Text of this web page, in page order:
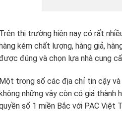
Trên thị trường hiện nay có rất
hàng kém chất lượng, hàng giả,
đúng và chọn lựa nhà cung
Một trong số các địa chỉ tin cậy
những vậy còn có giá thành
số 1 miền Bắc với PAC Việt